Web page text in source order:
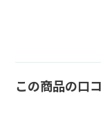
この商品の口